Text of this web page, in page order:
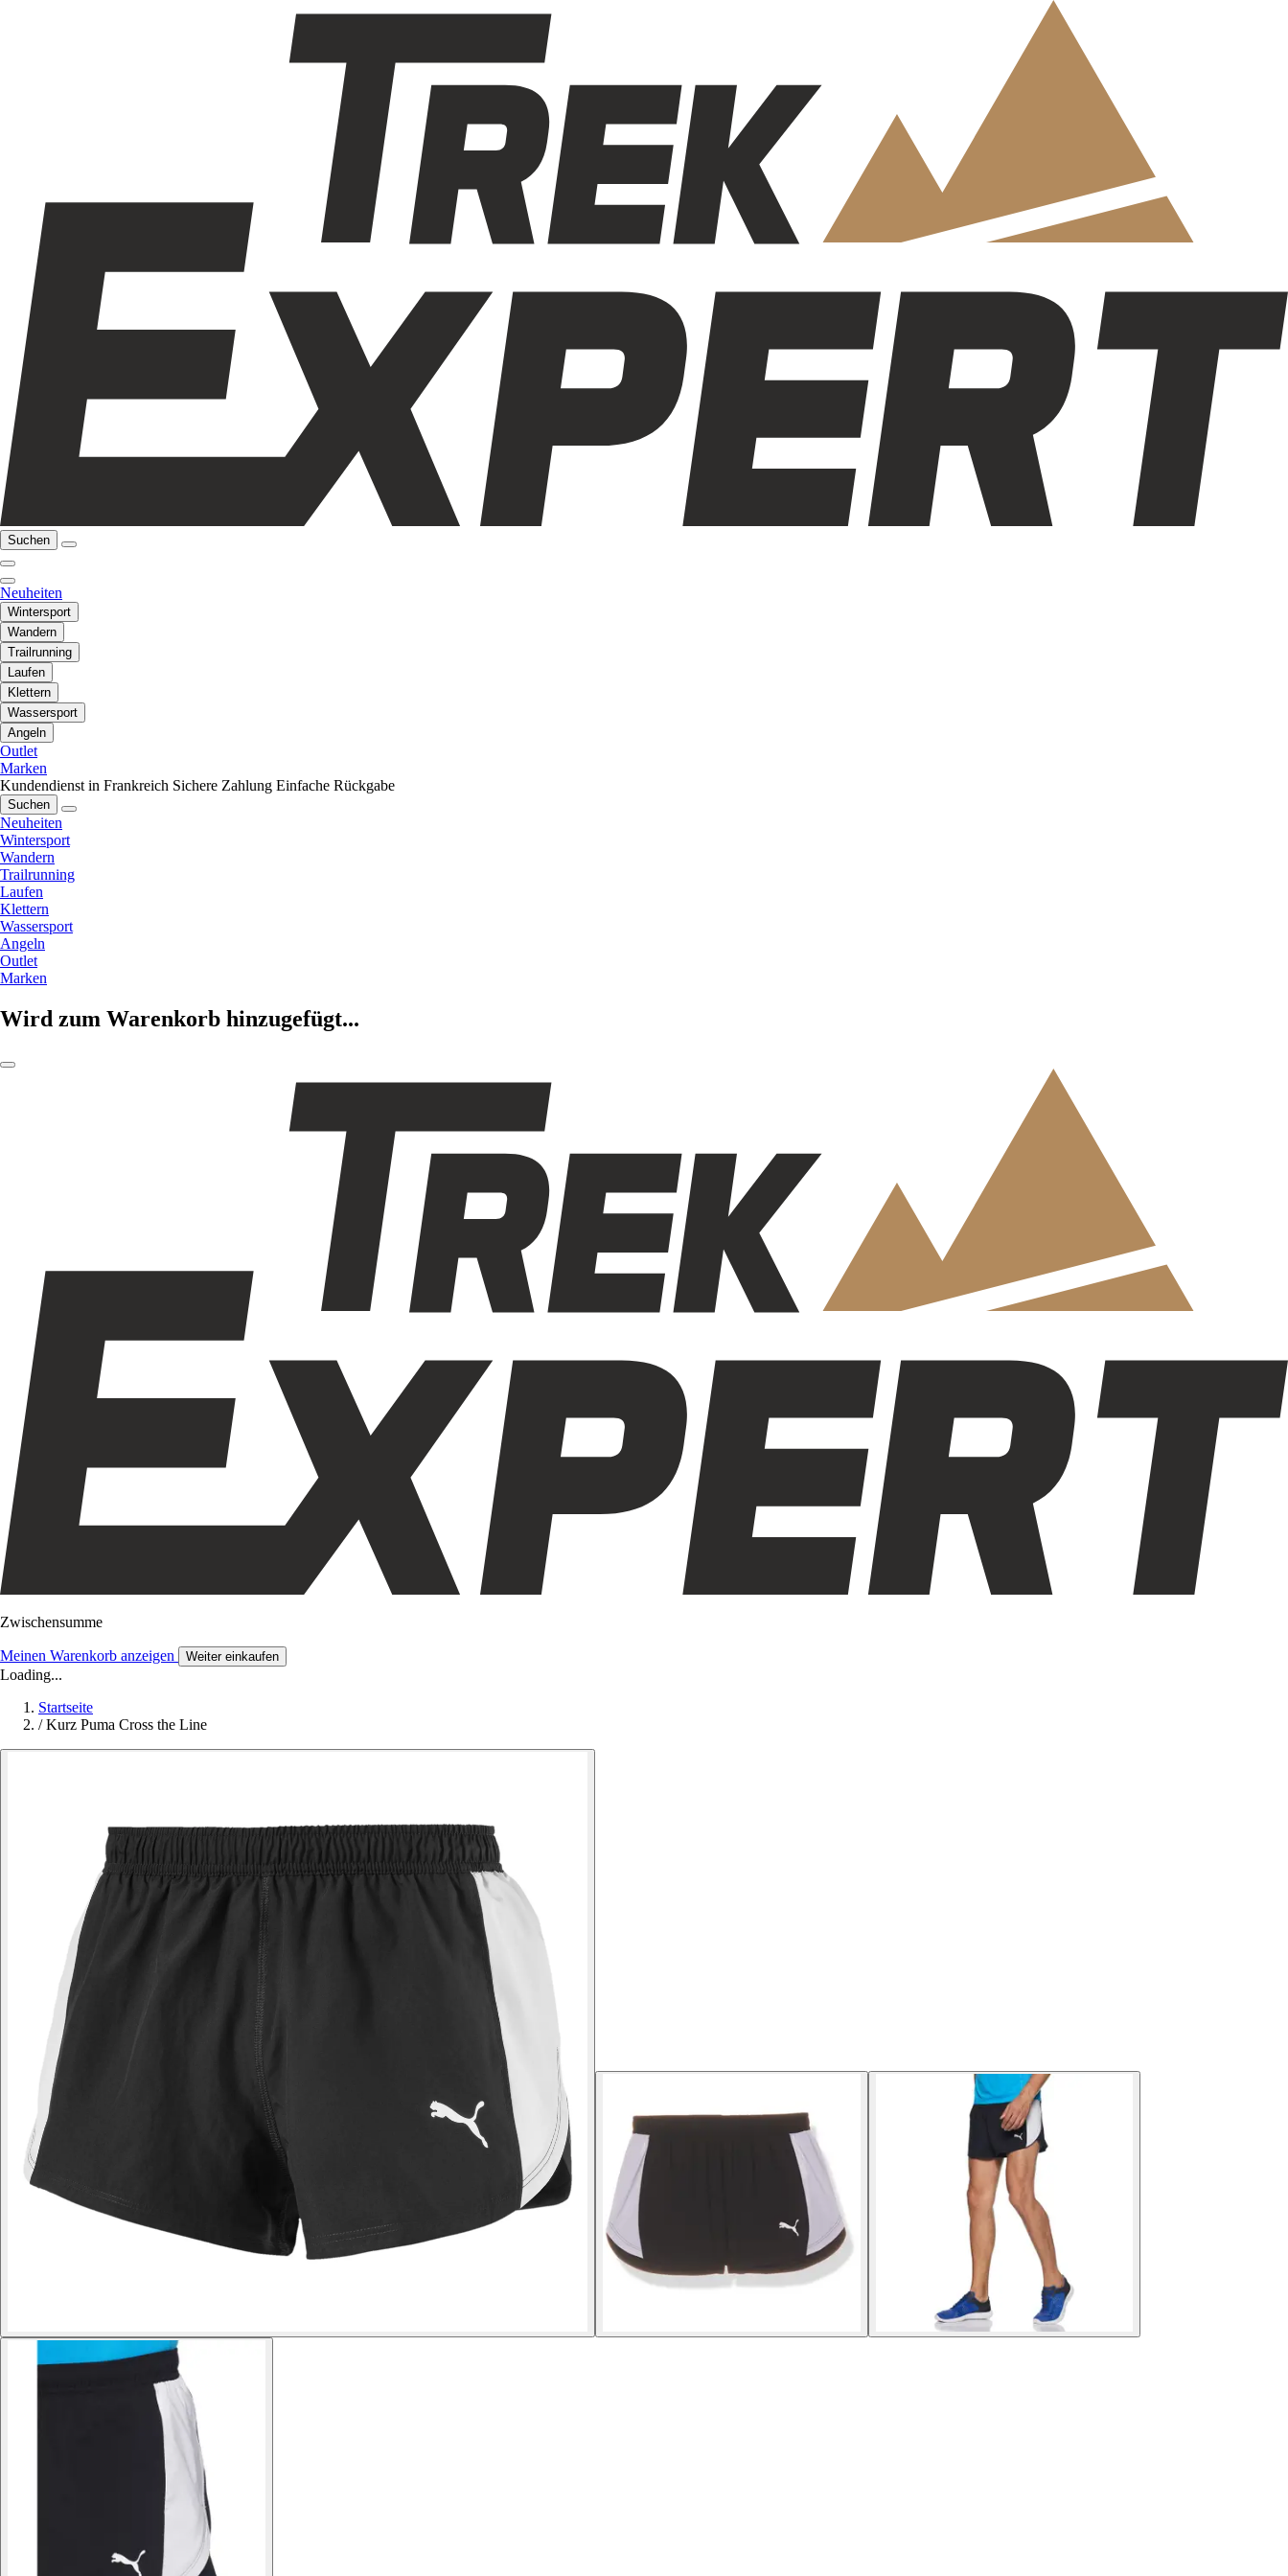
Suchen
Neuheiten
Wintersport
Wandern
Trailrunning
Laufen
Klettern
Wassersport
Angeln
Outlet
Marken
Kundendienst in Frankreich Sichere Zahlung Einfache Rückgabe
Suchen
Neuheiten
Wintersport
Wandern
Trailrunning
Laufen
Klettern
Wassersport
Angeln
Outlet
Marken
Wird zum Warenkorb hinzugefügt...
Zwischensumme
Meinen Warenkorb anzeigen Weiter einkaufen
Loading...
Startseite
/ Kurz Puma Cross the Line